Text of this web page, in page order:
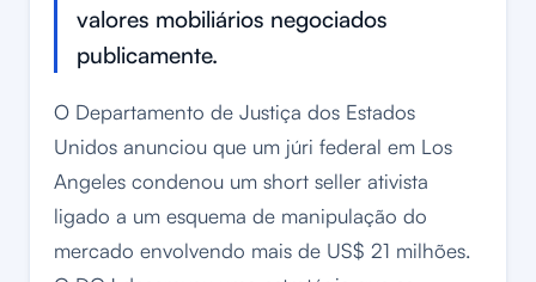
valores mobiliários negociados
publicamente.
O Departamento de Justiça dos Estados
Unidos anunciou que um júri federal em Los
Angeles condenou um short seller ativista
ligado a um esquema de manipulação do
mercado envolvendo mais de US$ 21 milhões.